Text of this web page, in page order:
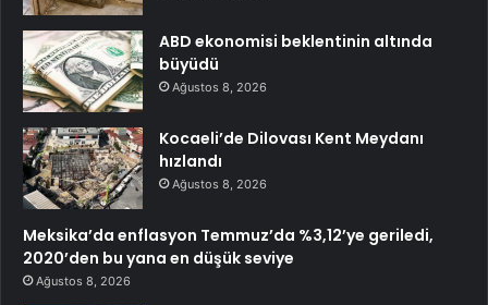
ABD ekonomisi beklentinin altında
büyüdü
Ağustos 8, 2026
Kocaeli’de Dilovası Kent Meydanı
hızlandı
Ağustos 8, 2026
Meksika’da enflasyon Temmuz’da %3,12’ye geriledi,
2020’den bu yana en düşük seviye
Ağustos 8, 2026